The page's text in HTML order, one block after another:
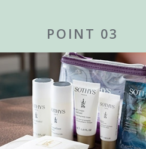
POINT 03